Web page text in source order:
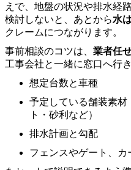
えで、地盤の状況や排水経
検討しないと、あとから水
クレームにつながります。
事前相談のコツは、 業者任
工事会社と一緒に窓口へ行き
想定台数と車種
予定している舗装素
ト・砂利など）
排水計画と勾配
フェンスやゲート、カ